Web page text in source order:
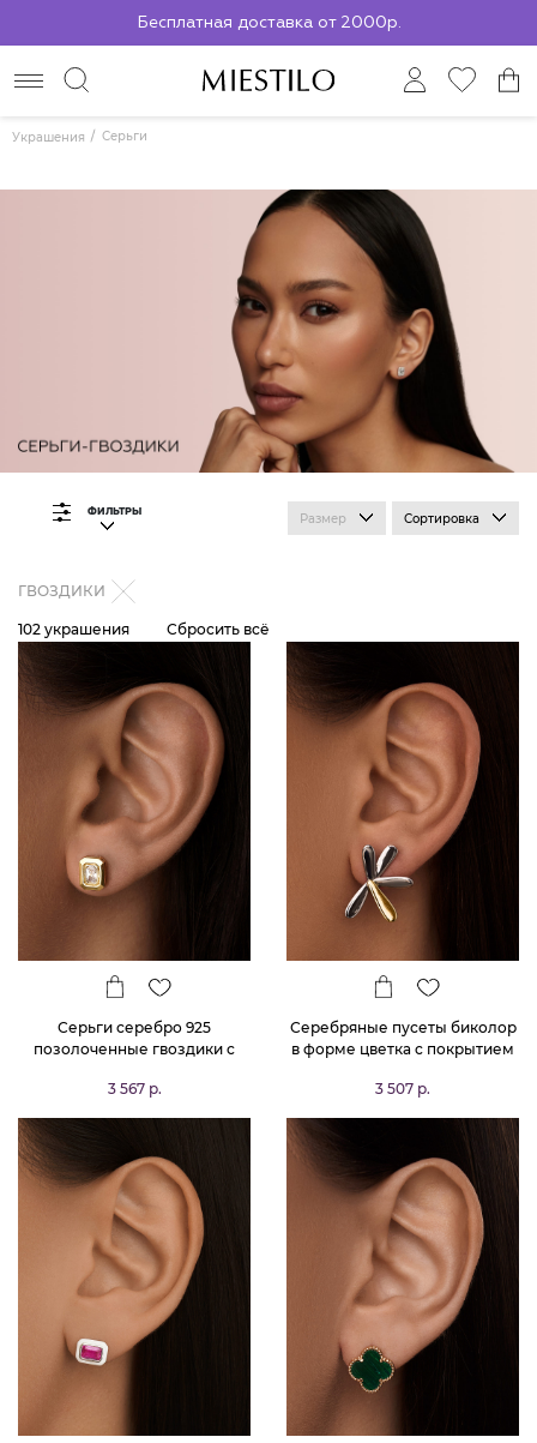
Бесплатная доставка от 2000р.
По всей России до ПВЗ СДЭК
Украшения Серьги
ФИЛЬТРЫ Размер Сортировка
ГВОЗДИКИ
102 украшения Сбросить всё
Серьги серебро 925
позолоченные гвоздики с
3 567 р.
Серебряные пусеты биколор
в форме цветка с покрытием
3 507 р.